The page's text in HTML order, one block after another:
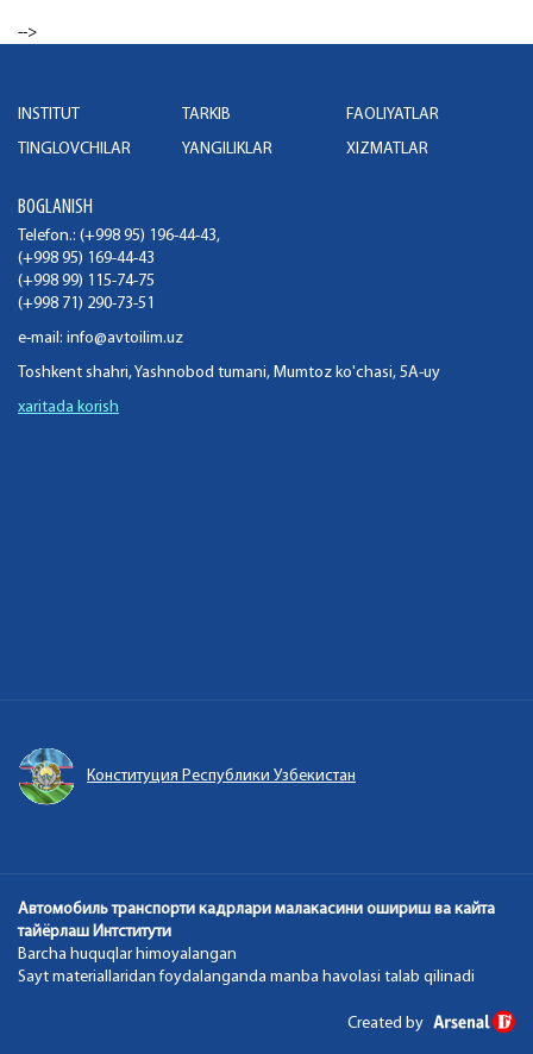
-->
INSTITUT TARKIB
FAOLIYATLAR
TINGLOVCHILAR
YANGILIKLAR XIZMATLAR
BOGLANISH
Telefon.: (+998 95) 196-44-43,
(+998 95) 169-44-43
(+998 99) 115-74-75
(+998 71) 290-73-51
e-mail: info@avtoilim.uz
Toshkent shahri, Yashnobod tumani, Mumtoz ko'chasi, 5A-uy
xaritada korish
Конституция Республики Узбекистан
Автомобиль транспорти кадрлари малакасини ошириш ва кайта
тайёрлаш Интститути
Barcha huquqlar himoyalangan
Sayt materiallaridan foydalanganda manba havolasi talab qilinadi
Created by